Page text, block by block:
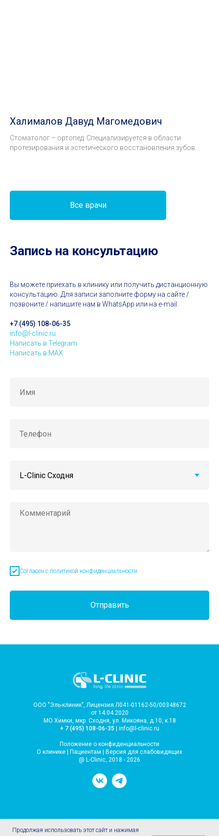
Халималов Давуд Магомедович
Стоматолог – ортопед. Специализируется в области
протезирования и эстетического восстановления зубов.
Все врачи
Запись на консультацию
Вы можете приехать в клинику или получить дистанционную
консультацию. Для записи заполните форму на сайте /
позвоните / напишите нам в WhatsApp или на e-mail.
+7 (495) 108-06-35
info@l-clinic.ru
Написать в Telegram
Написать в MAX
Согласен с политикой конфиденциальности
Отправить
Продолжая использовать этот сайт и нажимая
ООО "Эль-клиник", Лицензия Л041-01162-50/00348672
от 14.04.2020
МО Химки, мкр. Сходня, ул. Микояна, д.10, к.18
+ 7 (495) 108-06-35 | info@l-clinic.ru
Положение о конфиденциальности
О клинике
Пациентам
Версия для слабовидящих
@ L-Clinic, 2018 - 2026